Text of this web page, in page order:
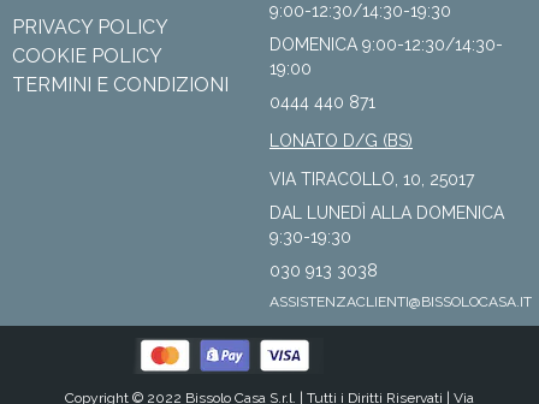
PRIVACY POLICY
COOKIE POLICY
TERMINI E CONDIZIONI
9:00-12:30/14:30-19:30
DOMENICA 9:00-12:30/14:30-
19:00
0444 440 871
LONATO D/G (BS)
VIA TIRACOLLO, 10, 25017
DAL LUNEDÌ ALLA DOMENICA
9:30-19:30
030 913 3038
ASSISTENZACLIENTI@BISSOLOCASA.IT
Copyright © 2022 Bissolo Casa S.r.l. | Tutti i Diritti Riservati | Via